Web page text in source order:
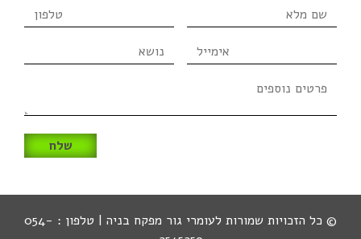
שם
מלא
נושא
פרטים
© כל הזכויות שמורות לעומרי גור מפקח בניה | טלפון : 054-